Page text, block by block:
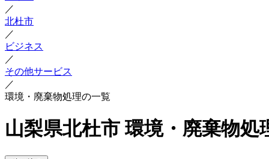
／
北杜市
／
ビジネス
／
その他サービス
／
環境・廃棄物処理の一覧
山梨県北杜市 環境・廃棄物処